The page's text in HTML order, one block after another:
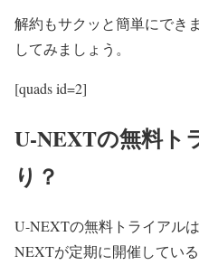
解約もサクッと簡単にでき
してみましょう。
[quads id=2]
U-NEXTの無料ト
り？
U-NEXTの無料トライアル
NEXTが定期に開催してい